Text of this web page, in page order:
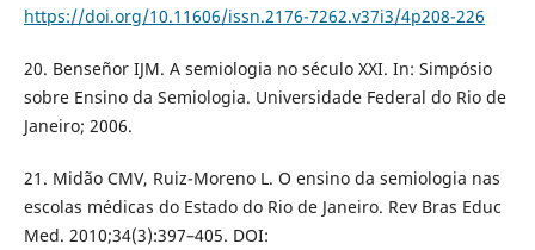
https://doi.org/10.11606/issn.2176-7262.v37i3/4p208-226
20. Benseñor IJM. A semiologia no século XXI. In: Simpósio
sobre Ensino da Semiologia. Universidade Federal do Rio de
Janeiro; 2006.
21. Midão CMV, Ruiz-Moreno L. O ensino da semiologia nas
escolas médicas do Estado do Rio de Janeiro. Rev Bras Educ
Med. 2010;34(3):397–405. DOI: